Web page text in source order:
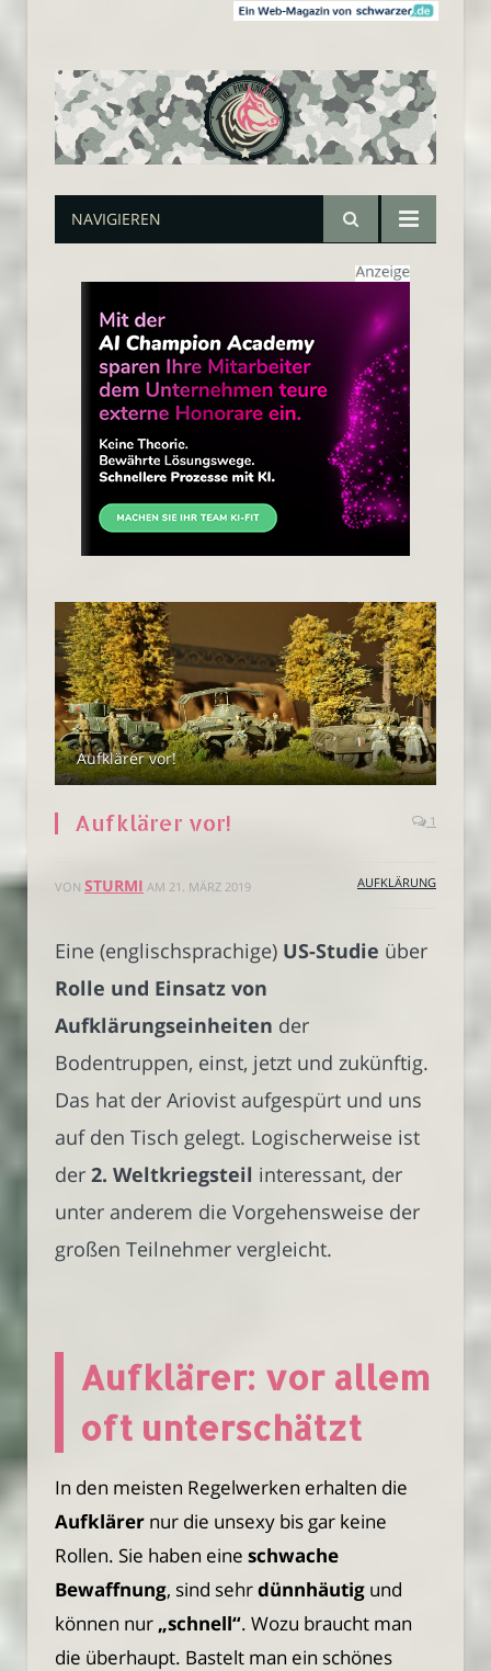
NAVIGIEREN
Aufklärer vor!
Aufklärer vor! 1
VON STURMI AM 21. MÄRZ 2019 AUFKLÄRUNG
Eine (englischsprachige) US-Studie über
Rolle und Einsatz von
Aufklärungseinheiten der
Bodentruppen, einst, jetzt und zukünftig.
Das hat der Ariovist aufgespürt und uns
auf den Tisch gelegt. Logischerweise ist
der 2. Weltkriegsteil interessant, der
unter anderem die Vorgehensweise der
großen Teilnehmer vergleicht.
Aufklärer: vor allem
oft unterschätzt
In den meisten Regelwerken erhalten die
Aufklärer nur die unsexy bis gar keine
Rollen. Sie haben eine schwache
Bewaffnung, sind sehrdünnhäutig und
können nur „schnell“. Wozu braucht man
die überhaupt. Bastelt man ein schönes